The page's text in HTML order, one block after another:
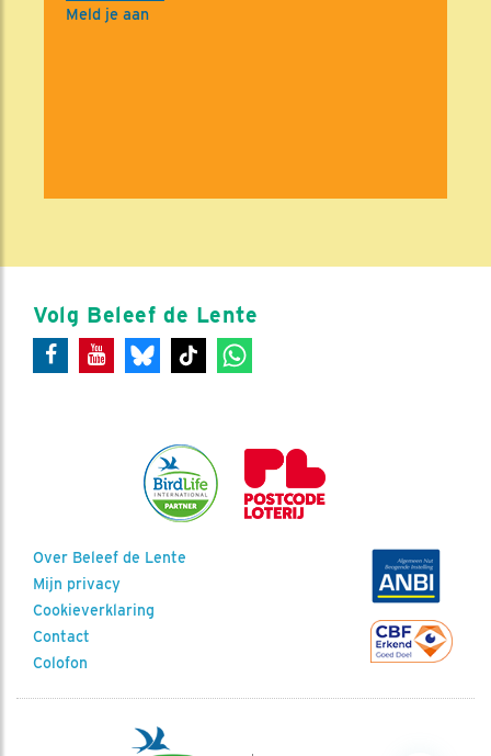
Meld je aan
Volg Beleef de Lente
Over Beleef de Lente
Mijn privacy
Cookieverklaring
Contact
Colofon